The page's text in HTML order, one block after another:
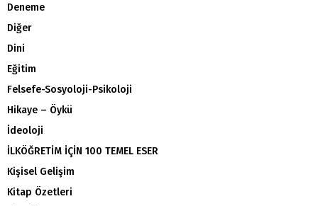
Deneme
Diğer
Dini
Eğitim
Felsefe-Sosyoloji-Psikoloji
Hikaye – Öykü
İdeoloji
İLKÖĞRETİM İÇİN 100 TEMEL ESER
Kişisel Gelişim
Kitap Özetleri